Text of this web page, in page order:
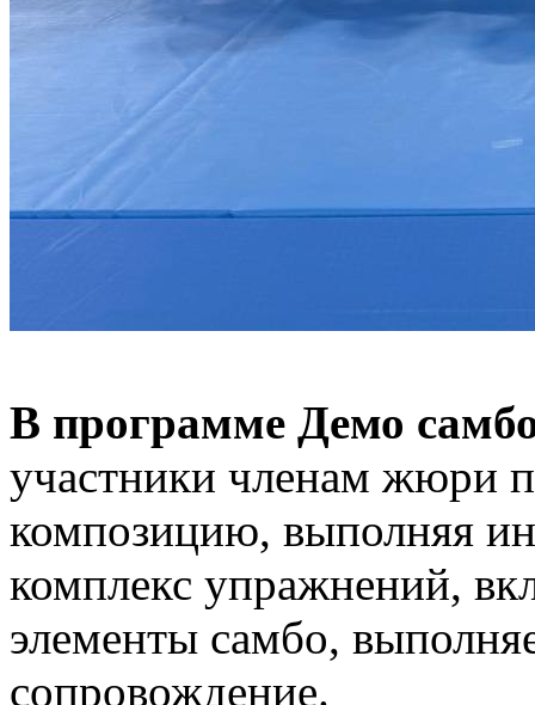
В программе Демо
участники членам жюри
композицию, выполняя
комплекс упражнений,
элементы самбо,
сопровождение.